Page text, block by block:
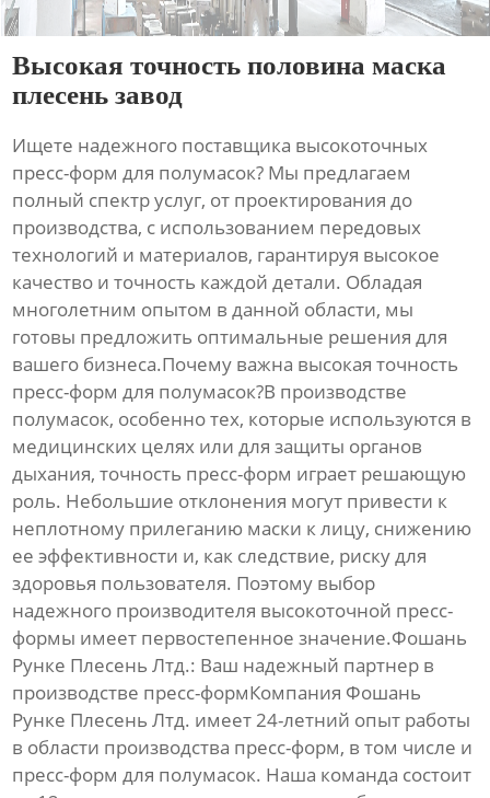
Высокая точность половина маска
плесень завод
Ищете надежного поставщика высокоточных
пресс-форм для полумасок? Мы предлагаем
полный спектр услуг, от проектирования до
производства, с использованием передовых
технологий и материалов, гарантируя высокое
качество и точность каждой детали. Обладая
многолетним опытом в данной области, мы
готовы предложить оптимальные решения для
вашего бизнеса.Почему важна высокая точность
пресс-форм для полумасок?В производстве
полумасок, особенно тех, которые используются в
медицинских целях или для защиты органов
дыхания, точность пресс-форм играет решающую
роль. Небольшие отклонения могут привести к
неплотному прилеганию маски к лицу, снижению
ее эффективности и, как следствие, риску для
здоровья пользователя. Поэтому выбор
надежного производителя высокоточной пресс-
формы имеет первостепенное значение.Фошань
Рунке Плесень Лтд.: Ваш надежный партнер в
производстве пресс-формКомпания Фошань
Рунке Плесень Лтд. имеет 24-летний опыт работы
в области производства пресс-форм, в том числе и
пресс-форм для полумасок. Наша команда состоит